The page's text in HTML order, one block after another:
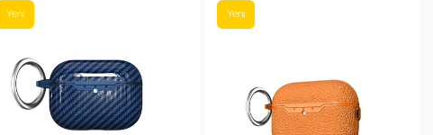
Yeni Yeni